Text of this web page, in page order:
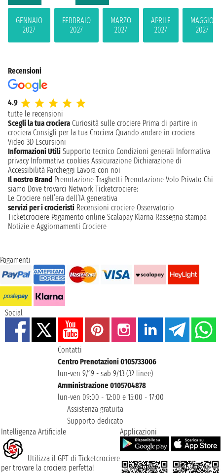
GENNAIO
2027
FEBBRAIO
2027
MARZO
2027
APRILE
2027
MAGGIO
2027
Recensioni
4.9
tutte le recensioni
Scegli la tua crociera Curiosità sulle crociere Prima di partire in
crociera Consigli per la tua Crociera Quando andare in crociera
Video 3D Escursioni
Informazioni Utili Supporto tecnico Condizioni generali Informativa
privacy Informativa cookies Assicurazione Dichiarazione di
Accessibilità Parcheggi Lavora con noi
Il nostro Brand Prenotazione Traghetti Prenotazione Volo Privato Chi
siamo Dove trovarci Network Ticketcrociere:
Le Crociere nell’era dell’IA generativa
servizi per i crocieristi Recensioni crociere Osservatorio
Ticketcrociere Pagamento online Scalapay Klarna Rassegna stampa
Notizie e Aggiornamenti Crociere
Pagamenti
Social
Contatti
Centro Prenotazioni 0105733006
lun-ven 9/19 - sab 9/13 (32 linee)
Amministrazione 0105704878
lun-ven 09:00 - 12:00 e 15:00 - 17:00
Assistenza gratuita
Supporto dedicato
Intelligenza Artificiale
Utilizza il GPT di Ticketcrociere
per trovare la crociera perfetta!
Applicazioni